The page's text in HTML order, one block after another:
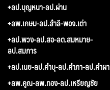
+ลป.บุญหนา-ลป.ผ่าน
+ลพ.เกษม-ลป.สำลี-พอจ.เต่า
+ลป.พวง-ลป.สอ-ลต.สมหมาย-
ลป.สมภาร
+ลป.เนย-ลป.คำบุ-ลป.คำภา-ลป.คำผา
+ลพ.คูณ-ลพ.ทอง-ลป.เหรียญชัย